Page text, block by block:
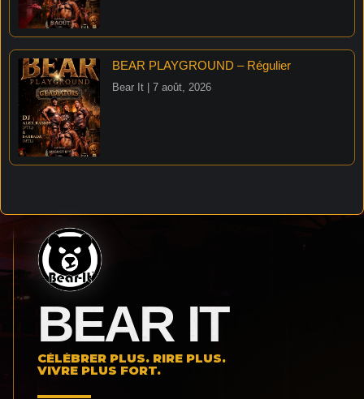
BEAR PLAYGROUND – Régulier
Bear It 7 août, 2026
BEAR IT
CÉLÉBRER PLUS. RIRE PLUS.
VIVRE PLUS FORT.